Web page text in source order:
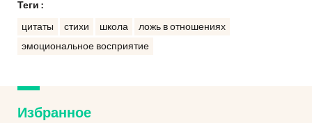
Теги :
цитаты стихи школа
ложь в отношениях
эмоциональное восприятие
Избранное